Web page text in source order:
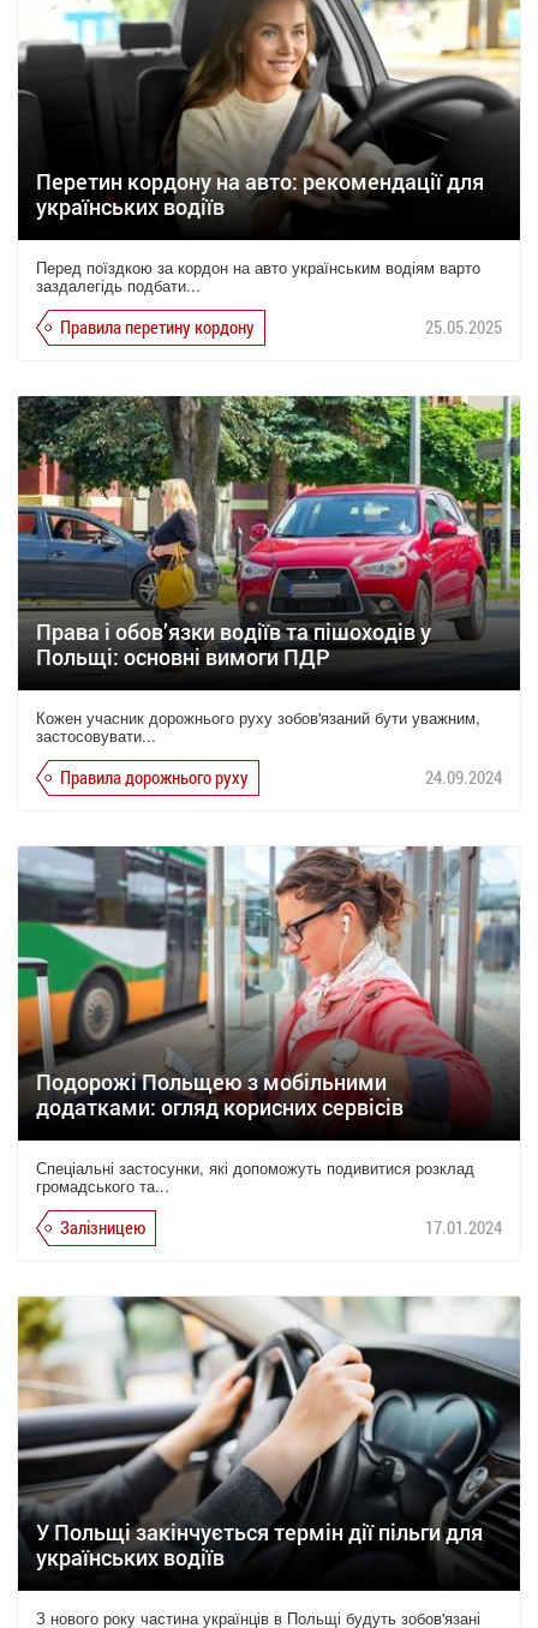
Перетин кордону на авто: рекомендації для
українських водіїв
Перед поїздкою за кордон на авто українським водіям варто
заздалегідь подбати...
Правила перетину кордону 25.05.2025
Права і обов’язки водіїв та пішоходів у
Польщі: основні вимоги ПДР
Кожен учасник дорожнього руху зобов'язаний бути уважним,
застосовувати...
Правила дорожнього руху 24.09.2024
Подорожі Польщею з мобільними
додатками: огляд корисних сервісів
Спеціальні застосунки, які допоможуть подивитися розклад
громадського та...
Залізницею 17.01.2024
У Польщі закінчується термін дії пільги для
українських водіїв
З нового року частина українців в Польщі будуть зобов'язані